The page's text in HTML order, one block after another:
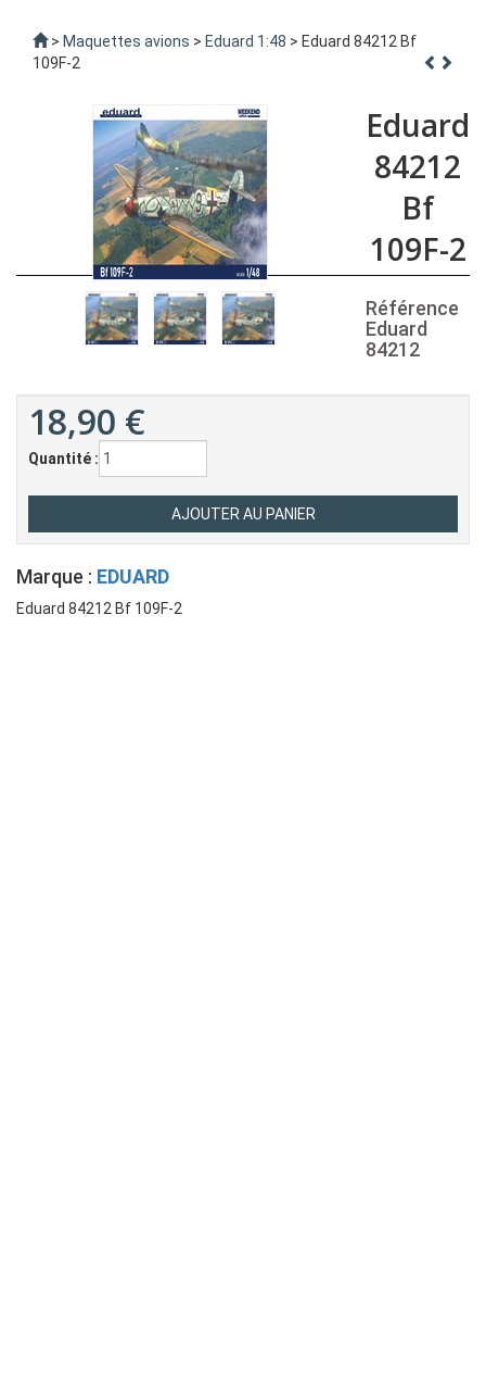
> Maquettes avions > Eduard 1:48 > Eduard 84212 Bf
109F-2
Eduard
84212
Bf
109F-2
18,90 €
Quantité :
Référence
Eduard
84212
Marque : EDUARD
Eduard 84212 Bf 109F-2